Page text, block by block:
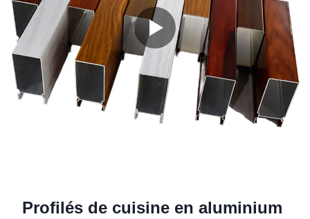
Profilés de cuisine en aluminium